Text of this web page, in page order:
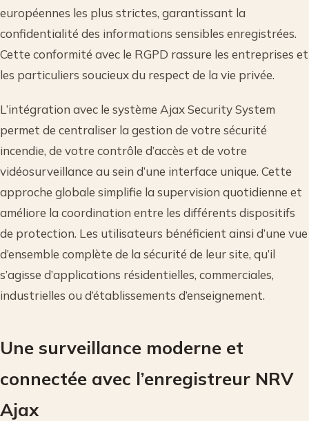
européennes les plus strictes, garantissant la
confidentialité des informations sensibles enregistrées.
Cette conformité avec le RGPD rassure les entreprises et
les particuliers soucieux du respect de la vie privée.
L’intégration avec le système Ajax Security System
permet de centraliser la gestion de votre sécurité
incendie, de votre contrôle d’accès et de votre
vidéosurveillance au sein d’une interface unique. Cette
approche globale simplifie la supervision quotidienne et
améliore la coordination entre les différents dispositifs
de protection. Les utilisateurs bénéficient ainsi d’une vue
d’ensemble complète de la sécurité de leur site, qu’il
s’agisse d’applications résidentielles, commerciales,
industrielles ou d’établissements d’enseignement.
Une surveillance moderne et
connectée avec l’enregistreur NRV
Ajax